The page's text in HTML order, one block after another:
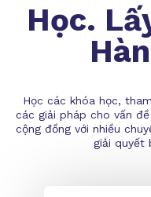
Học.
Học các khóa học,
các giải pháp cho vấn
cộng đồng với nhiều
giải quyết